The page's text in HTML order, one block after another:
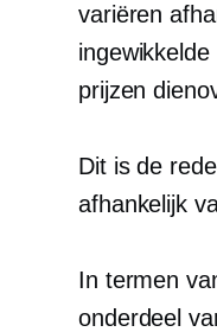
variëren
prijzen
Dit is de
afhankelijk
In termen
onderdeel